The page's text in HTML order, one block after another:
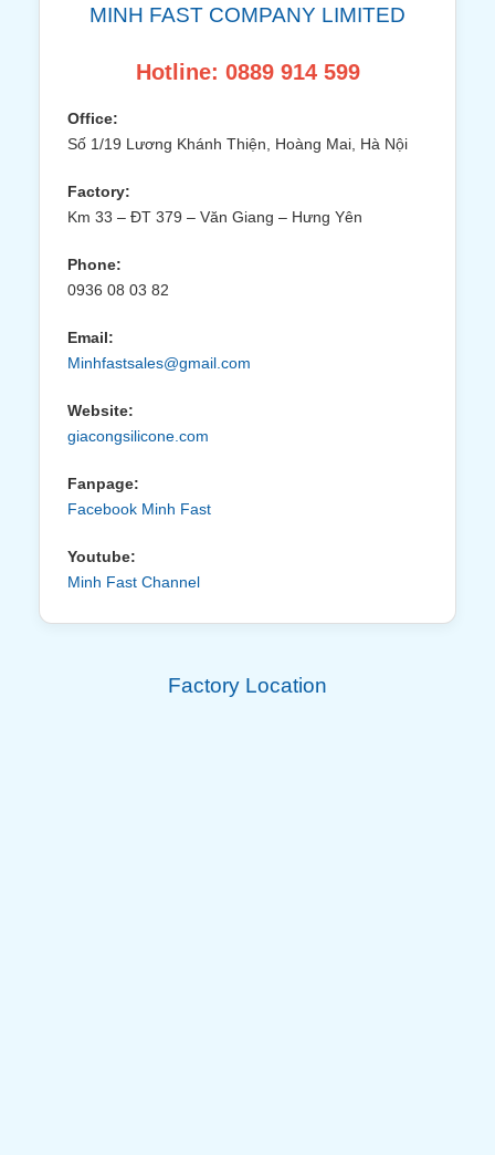
MINH FAST COMPANY LIMITED
Hotline: 0889 914 599
Office:
Số 1/19 Lương Khánh Thiện, Hoàng Mai, Hà Nội
Factory:
Km 33 – ĐT 379 – Văn Giang – Hưng Yên
Phone:
0936 08 03 82
Email:
Minhfastsales@gmail.com
Website:
giacongsilicone.com
Fanpage:
Facebook Minh Fast
Youtube:
Minh Fast Channel
Factory Location